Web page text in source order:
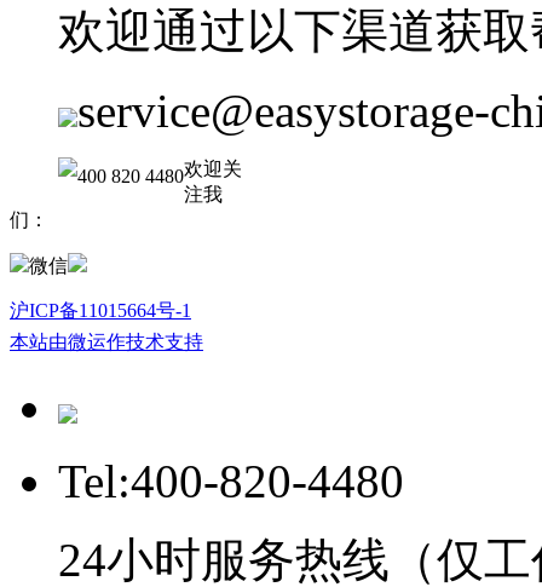
欢迎通过以下渠道获
service@easystorage-
400 820 4480欢迎关
注我
们：
微信
沪ICP备11015664号-1
本站由微运作技术支持
Tel:400-820-4480
24小时服务热线（仅